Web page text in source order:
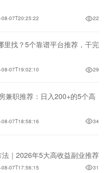
08-07T20:25:22 22
里找？5个靠谱平台推荐，干完
08-07T19:02:10 29
兼职推荐：日入200+的5个高
08-07T18:58:16 34
｜2026年5大高收益副业推荐
08-07T17:56:15 31